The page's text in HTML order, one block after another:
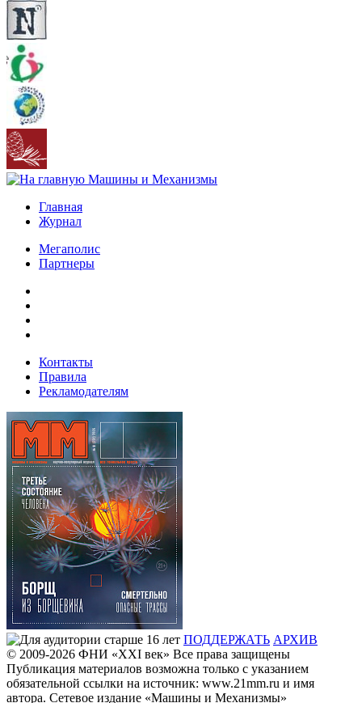
Главная
Журнал
Мегаполис
Партнеры
Контакты
Правила
Рекламодателям
ПОДДЕРЖАТЬ АРХИВ
© 2009-2026 ФHИ «XXI век» Все права защищены
Публикация материалов возможна только с указанием
обязательной ссылки на источник: www.21mm.ru и имя
автора. Сетевое издание «Машины и Механизмы»